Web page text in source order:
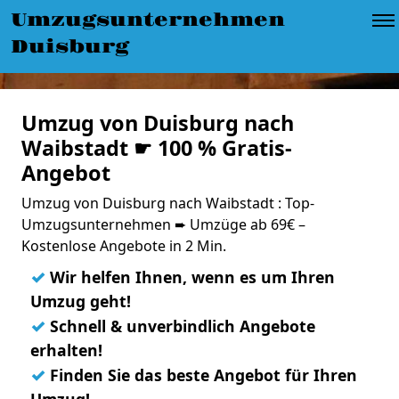
Umzugsunternehmen
Duisburg
Umzug von Duisburg nach
Waibstadt ☛ 100 % Gratis-
Angebot
Umzug von Duisburg nach Waibstadt : Top-
Umzugsunternehmen ➨ Umzüge ab 69€ –
Kostenlose Angebote in 2 Min.
✓ Wir helfen Ihnen, wenn es um Ihren
Umzug geht!
✓ Schnell & unverbindlich Angebote
erhalten!
✓ Finden Sie das beste Angebot für Ihren